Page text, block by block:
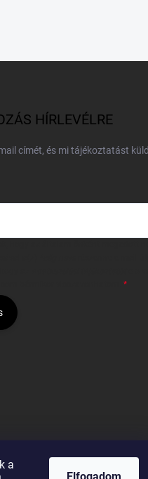
a
HÍRLEVÉLRE
címét, és mi tájékoztatást